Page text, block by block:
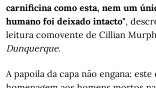
carnificina como esta, nem um
humano foi deixado intacto",
leitura comovente de Cillian
Dunquerque.
A papoila da capa não engana: